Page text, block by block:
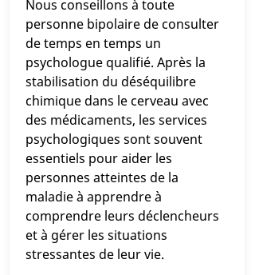
Nous conseillons à toute
personne bipolaire de consulter
de temps en temps un
psychologue qualifié. Après la
stabilisation du déséquilibre
chimique dans le cerveau avec
des médicaments, les services
psychologiques sont souvent
essentiels pour aider les
personnes atteintes de la
maladie à apprendre à
comprendre leurs déclencheurs
et à gérer les situations
stressantes de leur vie.